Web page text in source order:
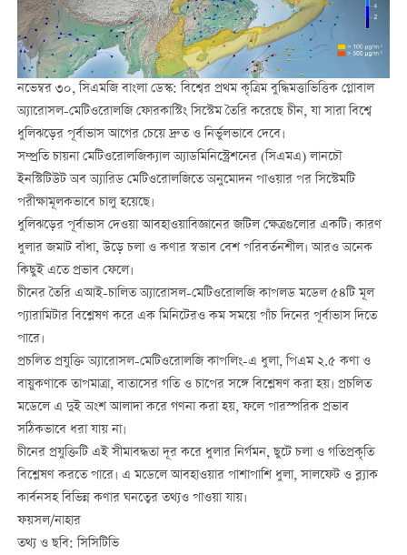
নভেম্বর ৩০, সিএমজি বাংলা ডেস্ক: বিশ্বের প্রথম কৃত্রিম বুদ্ধিমত্তাভিত্তিক গ্লোবাল
অ্যারোসল-মেটিওরোলজি ফোরকাস্টিং সিস্টেম তৈরি করেছে চীন, যা সারা বিশ্বে
ধুলিঝড়ের পূর্বাভাস আগের চেয়ে দ্রুত ও নির্ভুলভাবে দেবে।
সম্প্রতি চায়না মেটিওরোলজিক্যাল অ্যাডমিনিস্ট্রেশনের (সিএমএ) লানচৌ
ইনস্টিটিউট অব অ্যারিড মেটিওরোলজিতে অনুমোদন পাওয়ার পর সিস্টেমটি
পরীক্ষামূলকভাবে চালু হয়েছে।
ধুলিঝড়ের পূর্বাভাস দেওয়া আবহাওয়াবিজ্ঞানের জটিল ক্ষেত্রগুলোর একটি। কারণ
ধুলার জমাট বাঁধা, উড়ে চলা ও কণার স্বভাব বেশ পরিবর্তনশীল। আরও অনেক
কিছুই এতে প্রভাব ফেলে।
চীনের তৈরি এআই-চালিত অ্যারোসল-মেটিওরোলজি কাপলড মডেল ৫৪টি মূল
প্যারামিটার বিশ্লেষণ করে এক মিনিটেরও কম সময়ে পাঁচ দিনের পূর্বাভাস দিতে
পারে।
প্রচলিত প্রযুক্তি অ্যারোসল-মেটিওরোলজি কাপলিং-এ ধুলা, পিএম ২.৫ কণা ও
বায়ুকণাকে তাপমাত্রা, বাতাসের গতি ও চাপের সঙ্গে বিশ্লেষণ করা হয়। প্রচলিত
মডেলে এ দুই অংশ আলাদা করে গণনা করা হয়, ফলে পারস্পরিক প্রভাব
সঠিকভাবে ধরা যায় না।
চীনের প্রযুক্তিটি এই সীমাবদ্ধতা দূর করে ধুলার নির্গমন, ছুটে চলা ও গতিপ্রকৃতি
বিশ্লেষণ করতে পারে। এ মডেলে আবহাওয়ার পাশাপাশি ধুলা, সালফেট ও ব্ল্যাক
কার্বনসহ বিভিন্ন কণার ঘনত্বের তথ্যও পাওয়া যায়।
ফয়সল/নাহার
তথ্য ও ছবি: সিসিটিভি